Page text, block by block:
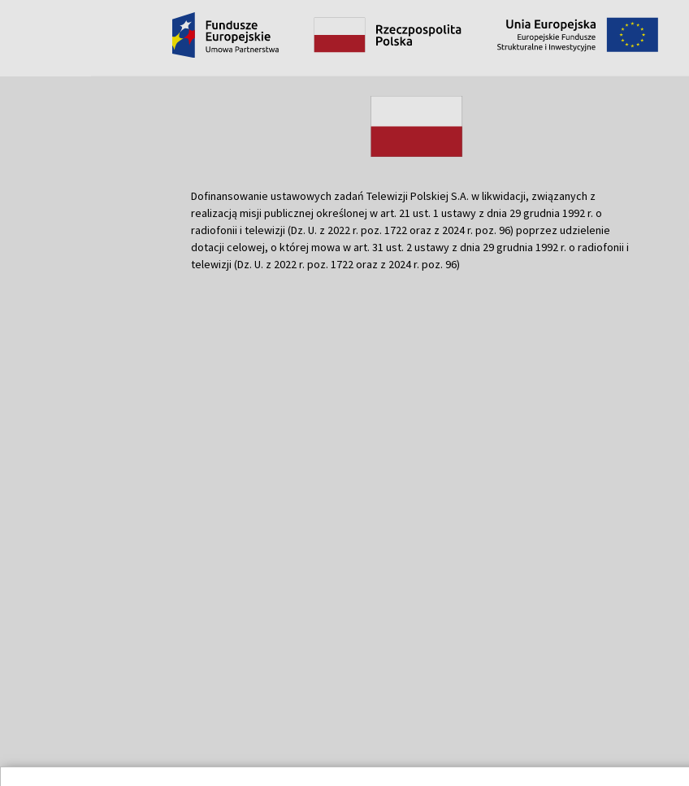
Dofinansowanie ustawowych zadań Telewizji Polskiej S.A. w likwidacji, związanych z
realizacją misji publicznej określonej w art. 21 ust. 1 ustawy z dnia 29 grudnia 1992 r. o
radiofonii i telewizji (Dz. U. z 2022 r. poz. 1722 oraz z 2024 r. poz. 96) poprzez udzielenie
dotacji celowej, o której mowa w art. 31 ust. 2 ustawy z dnia 29 grudnia 1992 r. o radiofonii i
telewizji (Dz. U. z 2022 r. poz. 1722 oraz z 2024 r. poz. 96)